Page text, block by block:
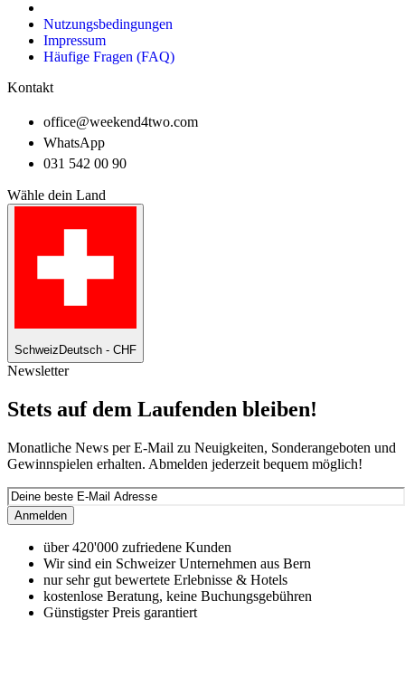
Nutzungsbedingungen
Impressum
Häufige Fragen (FAQ)
Kontakt
office@weekend4two.com
WhatsApp
031 542 00 90
Wähle dein Land
Schweiz Deutsch - CHF
Newsletter
Stets auf dem Laufenden bleiben!
Monatliche News per E-Mail zu Neuigkeiten, Sonderangeboten und
Gewinnspielen erhalten. Abmelden jederzeit bequem möglich!
Anmelden
über 420'000 zufriedene Kunden
Wir sind ein Schweizer Unternehmen aus Bern
nur sehr gut bewertete Erlebnisse & Hotels
kostenlose Beratung, keine Buchungsgebühren
Günstigster Preis garantiert